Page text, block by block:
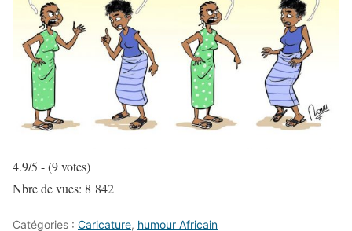
4.9/5 - (9 votes)
Nbre de vues: 8 842
Catégories : Caricature, humour Africain